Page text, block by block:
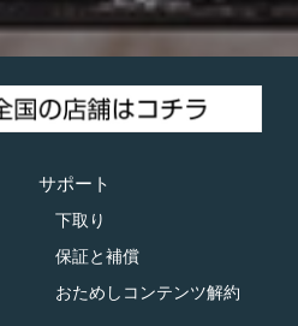
サポート
下取り
保証と補償
おためしコンテンツ解約